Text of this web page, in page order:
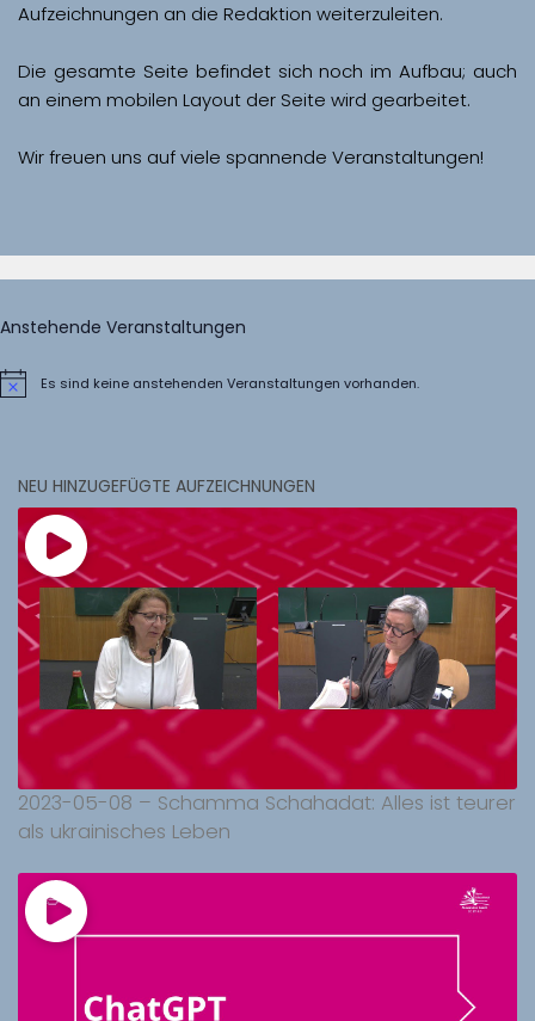
Aufzeichnungen an die Redaktion weiterzuleiten.
Die gesamte Seite befindet sich noch im Aufbau; auch
Wir freuen uns auf viele spannende Veranstaltungen!
Anstehende Veranstaltungen
HinweisEs sind keine anstehenden Veranstaltungen vorhanden.
NEU HINZUGEFÜGTE AUFZEICHNUNGEN
2023-05-08 – Schamma Schahadat: Alles ist teurer
als ukrainisches Leben